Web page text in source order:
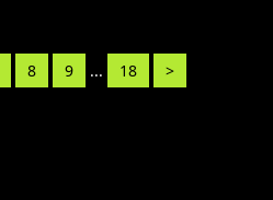
8 9 ... 18 >